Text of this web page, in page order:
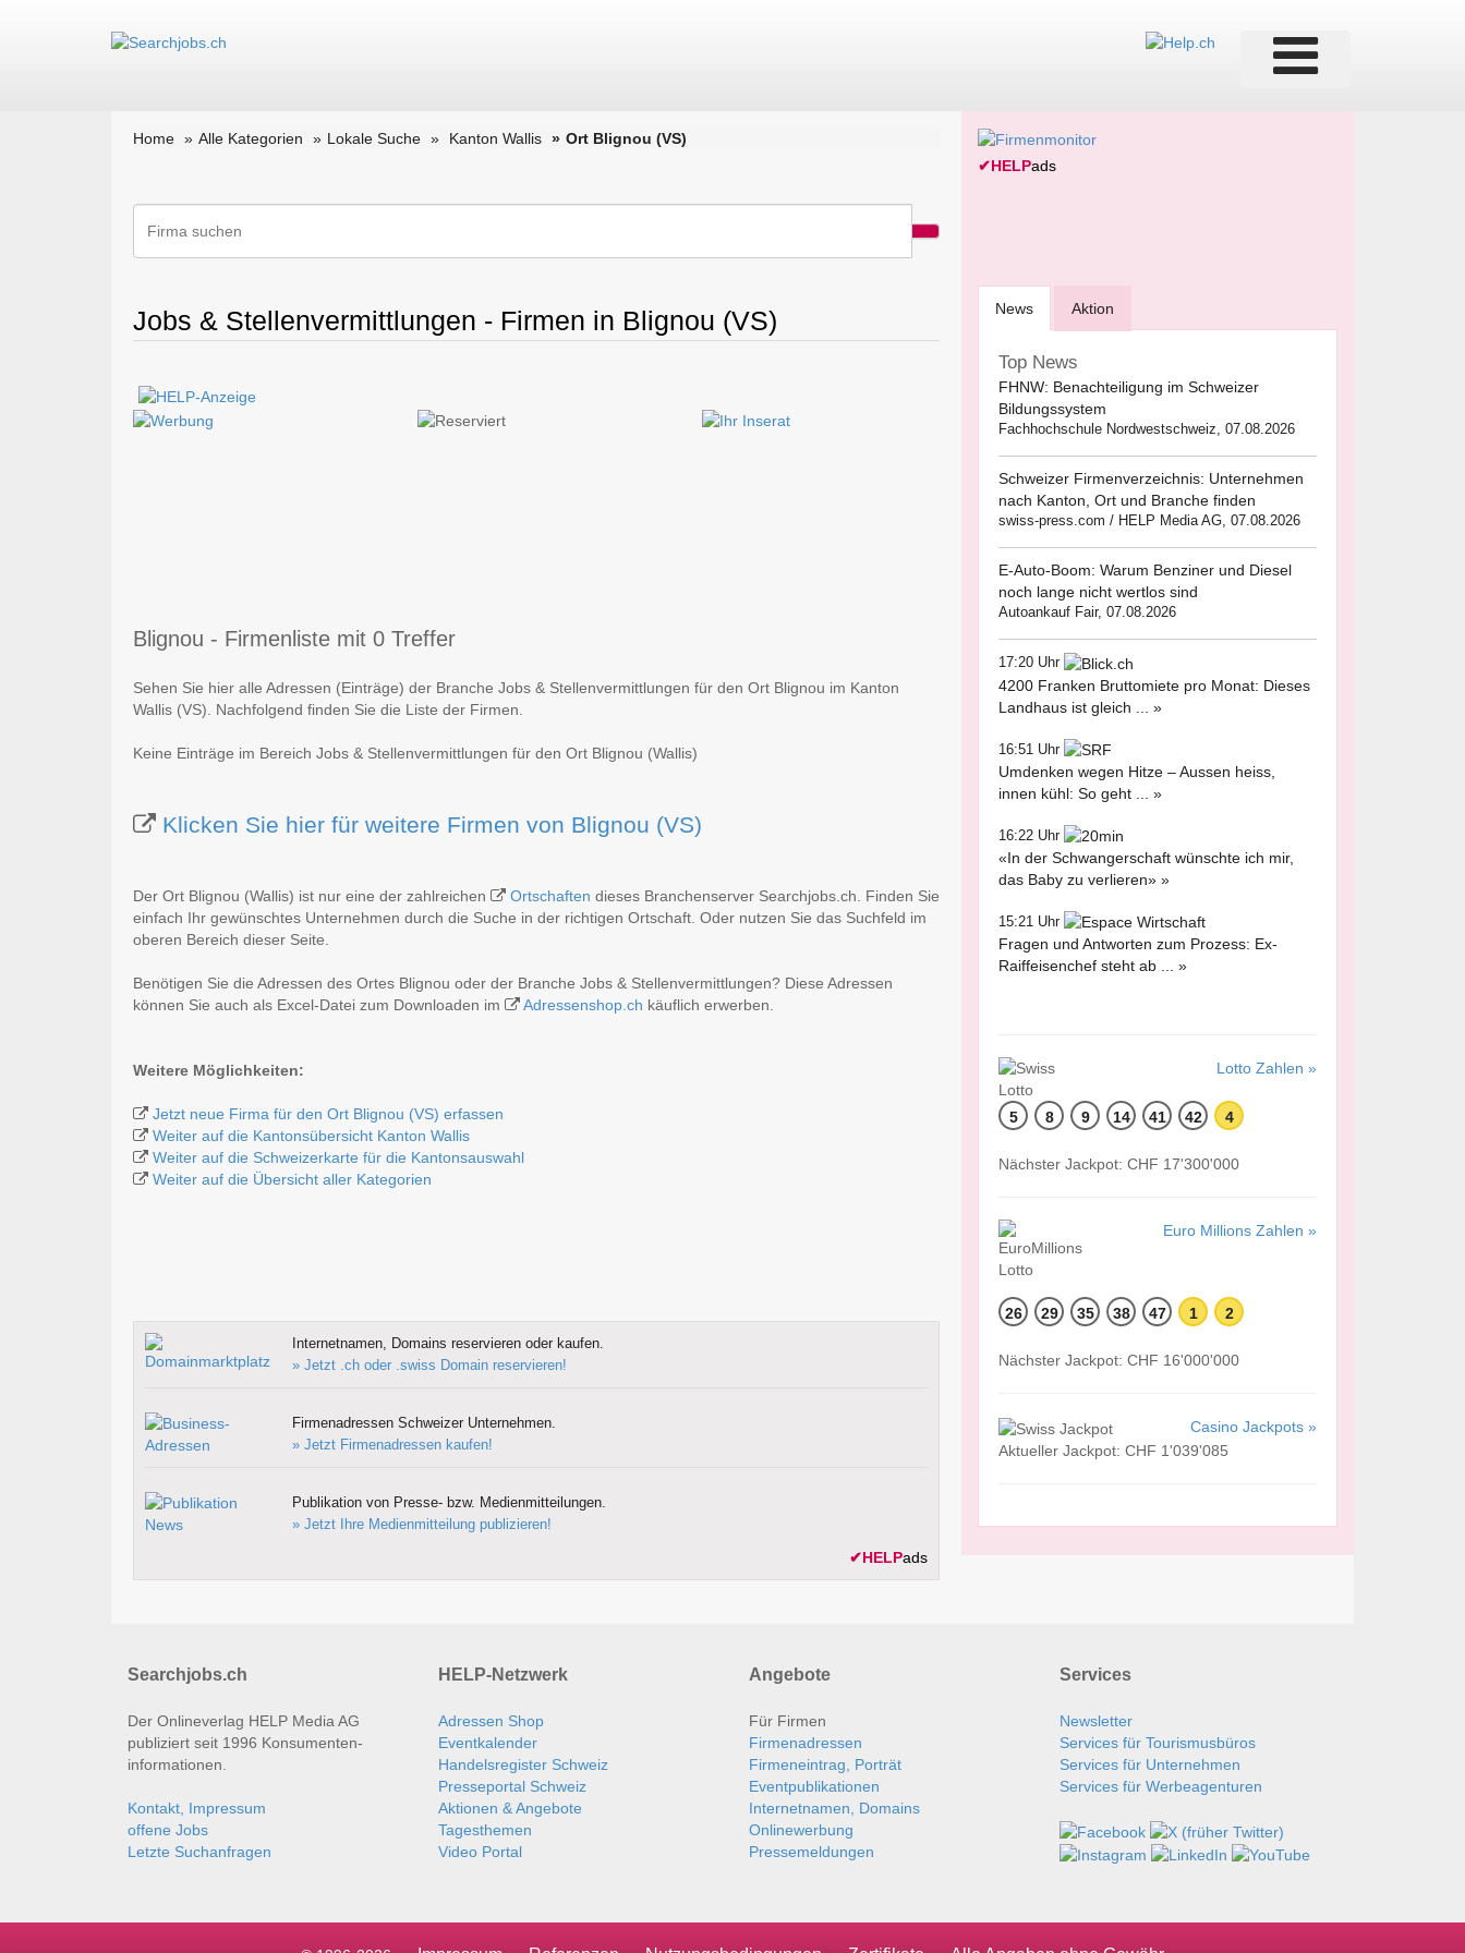
Home Alle Kategorien Lokale Suche Kanton Wallis Ort Blignou (VS)
Jobs & Stellenvermittlungen - Firmen in Blignou (VS)
Blignou - Firmenliste mit 0 Treffer
Sehen Sie hier alle Adressen (Einträge) der Branche Jobs & Stellenvermittlungen für den Ort Blignou im Kanton
Wallis (VS). Nachfolgend finden Sie die Liste der Firmen.
Keine Einträge im Bereich Jobs & Stellenvermittlungen für den Ort Blignou (Wallis)
Klicken Sie hier für weitere Firmen von Blignou (VS)
Der Ort Blignou (Wallis) ist nur eine der zahlreichen Ortschaften dieses Branchenserver Searchjobs.ch. Finden Sie
einfach Ihr gewünschtes Unternehmen durch die Suche in der richtigen Ortschaft. Oder nutzen Sie das Suchfeld im
oberen Bereich dieser Seite.
Benötigen Sie die Adressen des Ortes Blignou oder der Branche Jobs & Stellenvermittlungen? Diese Adressen
können Sie auch als Excel-Datei zum Downloaden im
Adressenshop.ch käuflich erwerben.
Weitere Möglichkeiten:
Jetzt neue Firma für den Ort Blignou (VS) erfassen
Weiter auf die Kantonsübersicht Kanton Wallis
Weiter auf die Schweizerkarte für die Kantonsauswahl
Weiter auf die Übersicht aller Kategorien
Internetnamen, Domains reservieren oder kaufen.
» Jetzt .ch oder .swiss Domain reservieren!
Firmenadressen Schweizer Unternehmen.
» Jetzt Firmenadressen kaufen!
Publikation von Presse- bzw. Medienmitteilungen.
» Jetzt Ihre Medienmitteilung publizieren!
✔HELPads
✔HELPads
News Aktion
Top News
FHNW: Benachteiligung im Schweizer
Bildungssystem
Fachhochschule Nordwestschweiz, 07.08.2026
Schweizer Firmenverzeichnis: Unternehmen
nach Kanton, Ort und Branche finden
swiss-press.com / HELP Media AG, 07.08.2026
E-Auto-Boom: Warum Benziner und Diesel
noch lange nicht wertlos sind
Autoankauf Fair, 07.08.2026
17:20 Uhr
4200 Franken Bruttomiete pro Monat: Dieses
Landhaus ist gleich ... »
16:51 Uhr
Umdenken wegen Hitze – Aussen heiss,
innen kühl: So geht ... »
16:22 Uhr
«In der Schwangerschaft wünschte ich mir,
das Baby zu verlieren» »
15:21 Uhr
Fragen und Antworten zum Prozess: Ex-
Raiffeisenchef steht ab ... »
Lotto Zahlen »
5 8 9 14 41 42 4
Nächster Jackpot: CHF 17'300'000
Euro Millions Zahlen »
26 29 35 38 47 1 2
Nächster Jackpot: CHF 16'000'000
Casino Jackpots »
Aktueller Jackpot: CHF 1'039'085
Searchjobs.ch
Der Onlineverlag HELP Media AG
publiziert seit 1996 Konsumenten­
informationen.
Kontakt, Impressum
offene Jobs
Letzte Suchanfragen
HELP-Netzwerk
Adressen Shop
Eventkalender
Handelsregister Schweiz
Presseportal Schweiz
Aktionen & Angebote
Tagesthemen
Video Portal
Angebote
Für Firmen
Firmenadressen
Firmeneintrag, Porträt
Eventpublikationen
Internetnamen, Domains
Onlinewerbung
Pressemeldungen
Services
Newsletter
Services für Tourismusbüros
Services für Unternehmen
Services für Werbeagenturen